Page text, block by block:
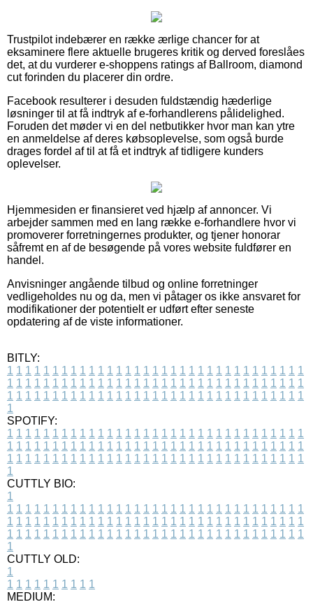
Trustpilot indebærer en række ærlige chancer for at
eksaminere flere aktuelle brugeres kritik og derved foreslåes
det, at du vurderer e-shoppens ratings af Ballroom, diamond
cut forinden du placerer din ordre.
Facebook resulterer i desuden fuldstændig hæderlige
løsninger til at få indtryk af e-forhandlerens pålidelighed.
Foruden det møder vi en del netbutikker hvor man kan ytre
en anmeldelse af deres købsoplevelse, som også burde
drages fordel af til at få et indtryk af tidligere kunders
oplevelser.
Hjemmesiden er finansieret ved hjælp af annoncer. Vi
arbejder sammen med en lang række e-forhandlere hvor vi
promoverer forretningernes produkter, og tjener honorar
såfremt en af de besøgende på vores website fuldfører en
handel.
Anvisninger angående tilbud og online forretninger
vedligeholdes nu og da, men vi påtager os ikke ansvaret for
modifikationer der potentielt er udført efter seneste
opdatering af de viste informationer.
BITLY:
1 1 1 1 1 1 1 1 1 1 1 1 1 1 1 1 1 1 1 1 1 1 1 1 1 1 1 1 1 1 1 1 1
1 1 1 1 1 1 1 1 1 1 1 1 1 1 1 1 1 1 1 1 1 1 1 1 1 1 1 1 1 1 1 1 1
1 1 1 1 1 1 1 1 1 1 1 1 1 1 1 1 1 1 1 1 1 1 1 1 1 1 1 1 1 1 1 1 1
1
SPOTIFY:
1 1 1 1 1 1 1 1 1 1 1 1 1 1 1 1 1 1 1 1 1 1 1 1 1 1 1 1 1 1 1 1 1
1 1 1 1 1 1 1 1 1 1 1 1 1 1 1 1 1 1 1 1 1 1 1 1 1 1 1 1 1 1 1 1 1
1 1 1 1 1 1 1 1 1 1 1 1 1 1 1 1 1 1 1 1 1 1 1 1 1 1 1 1 1 1 1 1 1
1
CUTTLY BIO:
1
1 1 1 1 1 1 1 1 1 1 1 1 1 1 1 1 1 1 1 1 1 1 1 1 1 1 1 1 1 1 1 1 1
1 1 1 1 1 1 1 1 1 1 1 1 1 1 1 1 1 1 1 1 1 1 1 1 1 1 1 1 1 1 1 1 1
1 1 1 1 1 1 1 1 1 1 1 1 1 1 1 1 1 1 1 1 1 1 1 1 1 1 1 1 1 1 1 1 1
1
CUTTLY OLD:
1
1 1 1 1 1 1 1 1 1 1
MEDIUM: